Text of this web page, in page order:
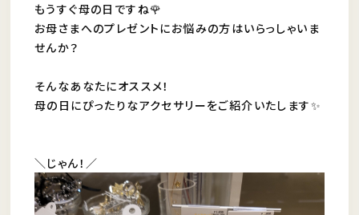
もうすぐ母の日ですね🌹
お母さまへのプレゼントにお悩みの方はいらっしゃいま
せんか？
そんなあなたにオススメ！
母の日にぴったりなアクセサリーをご紹介いたします✨
＼じゃん！／